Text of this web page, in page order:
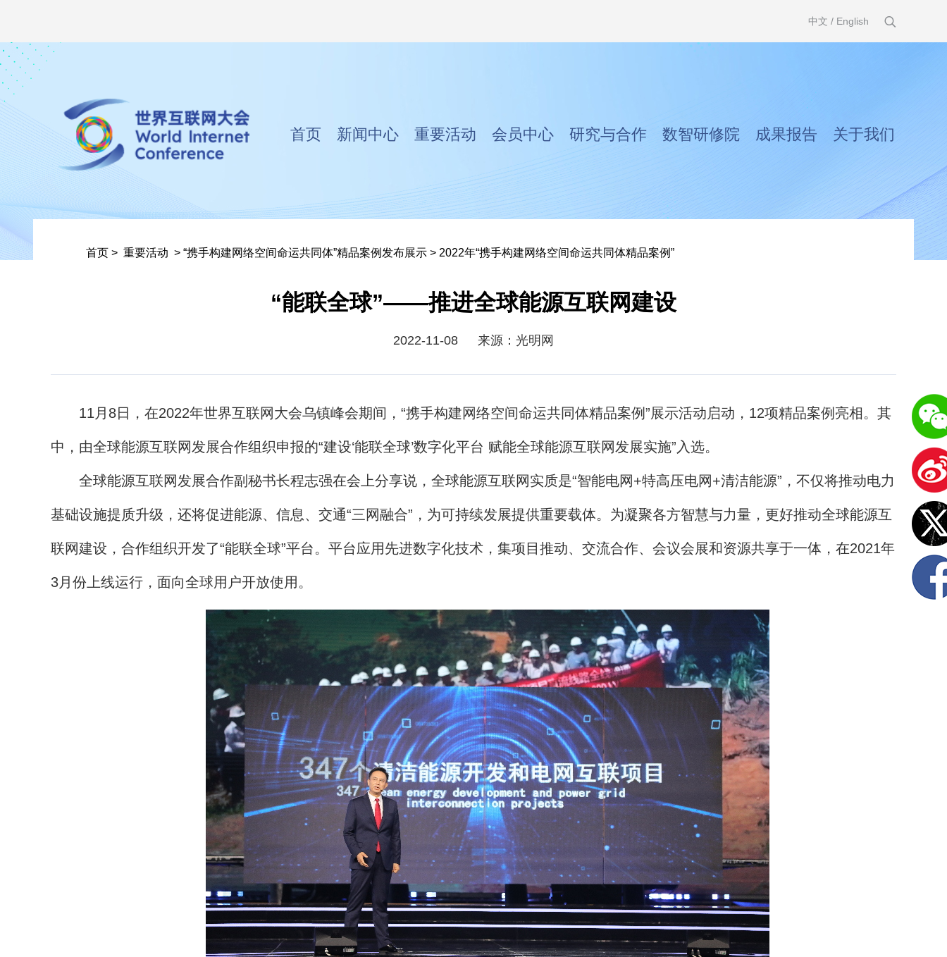
中文 / English
首页 新闻中心 重要活动 会员中心 研究与合作 数智研修院 成果报告 关于我们
首页 > 重要活动 > “携手构建网络空间命运共同体”精品案例发布展示 > 2022年“携手构建网络空间命运共同体精品案例”
“能联全球”——推进全球能源互联网建设
2022-11-08 来源：光明网
11月8日，在2022年世界互联网大会乌镇峰会期间，“携手构建网络空间命运共同体精品案例”展示活动启动，12项精品案例亮相。其
中，由全球能源互联网发展合作组织申报的“建设‘能联全球’数字化平台 赋能全球能源互联网发展实施”入选。
全球能源互联网发展合作副秘书长程志强在会上分享说，全球能源互联网实质是“智能电网+特高压电网+清洁能源”，不仅将推动电力
基础设施提质升级，还将促进能源、信息、交通“三网融合”，为可持续发展提供重要载体。为凝聚各方智慧与力量，更好推动全球能源互
联网建设，合作组织开发了“能联全球”平台。平台应用先进数字化技术，集项目推动、交流合作、会议会展和资源共享于一体，在2021年
3月份上线运行，面向全球用户开放使用。